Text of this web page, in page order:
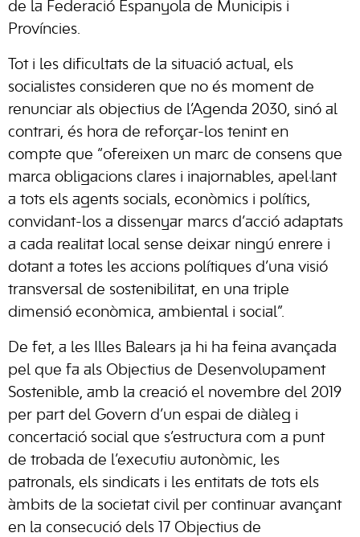
de la Federació Espanyola de Municipis i
Províncies.
Tot i les dificultats de la situació actual, els
socialistes consideren que no és moment de
renunciar als objectius de l’Agenda 2030, sinó al
contrari, és hora de reforçar-los tenint en
compte que “ofereixen un marc de consens que
marca obligacions clares i inajornables, apel·lant
a tots els agents socials, econòmics i polítics,
convidant-los a dissenyar marcs d’acció adaptats
a cada realitat local sense deixar ningú enrere i
dotant a totes les accions polítiques d’una visió
transversal de sostenibilitat, en una triple
dimensió econòmica, ambiental i social”.
De fet, a les Illes Balears ja hi ha feina avançada
pel que fa als Objectius de Desenvolupament
Sostenible, amb la creació el novembre del 2019
per part del Govern d’un espai de diàleg i
concertació social que s’estructura com a punt
de trobada de l’executiu autonòmic, les
patronals, els sindicats i les entitats de tots els
àmbits de la societat civil per continuar avançant
en la consecució dels 17 Objectius de